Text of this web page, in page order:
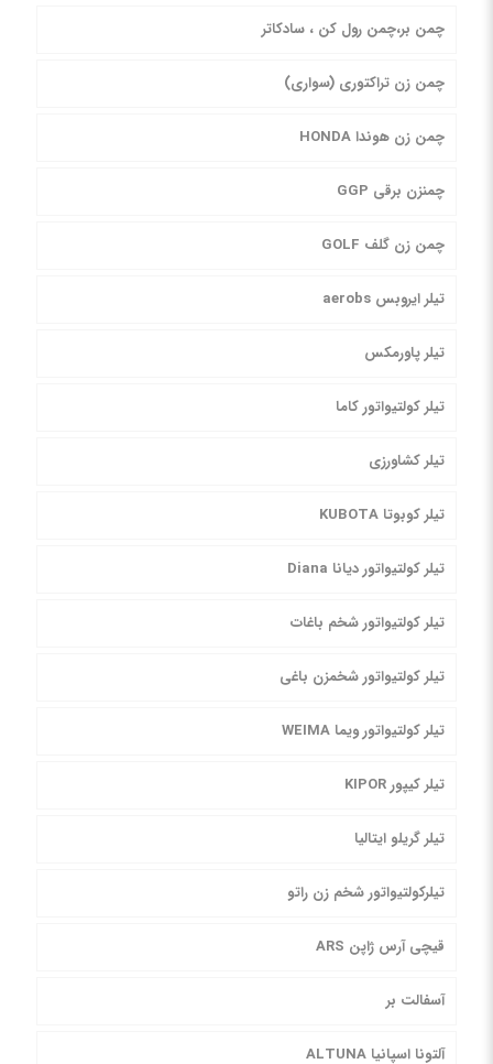
چمن بر،چمن رول کن ، سادکاتر
چمن زن تراکتوری (سواری)
چمن زن هوندا HONDA
چمنزن برقی GGP
چمن زن گلف GOLF
تیلر ایروبس aerobs
تیلر پاورمکس
تیلر کولتیواتور کاما
تیلر کشاورزی
تیلر کوبوتا KUBOTA
تیلر کولتیواتور دیانا Diana
تیلر کولتیواتور شخم باغات
تیلر کولتیواتور شخمزن باغی
تیلر کولتیواتور ویما WEIMA
تیلر کیپور KIPOR
تیلر گریلو ایتالیا
تیلرکولتیواتور شخم زن راتو
قیچی آرس ژاپن ARS
آسفالت بر
آلتونا اسپانیا ALTUNA